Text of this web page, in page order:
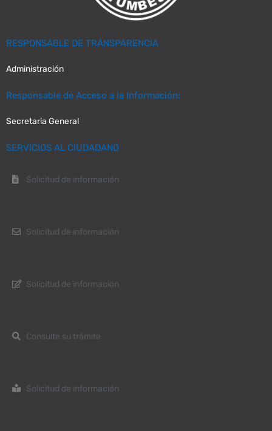
RESPONSABLE DE TRANSPARENCIA
Administración
Responsable de Acceso a la Información:
Secretaria General
SERVICIOS AL CIUDADANO
Solicitud de información
Solicitud de información
Solicitud de información
Consulte su trámite
Solicitud de información